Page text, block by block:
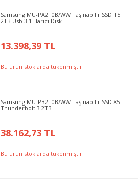
Samsung MU-PA2T0B/WW Taşınabilir SSD T5
2TB Usb 3.1 Harici Disk
13.398,39 TL
Bu ürün stoklarda tükenmiştir.
Samsung MU-PB2T0B/WW Taşınabilir SSD X5
Thunderbolt 3 2TB
38.162,73 TL
Bu ürün stoklarda tükenmiştir.